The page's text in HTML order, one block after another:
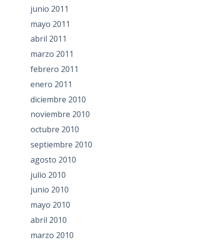
junio 2011
mayo 2011
abril 2011
marzo 2011
febrero 2011
enero 2011
diciembre 2010
noviembre 2010
octubre 2010
septiembre 2010
agosto 2010
julio 2010
junio 2010
mayo 2010
abril 2010
marzo 2010